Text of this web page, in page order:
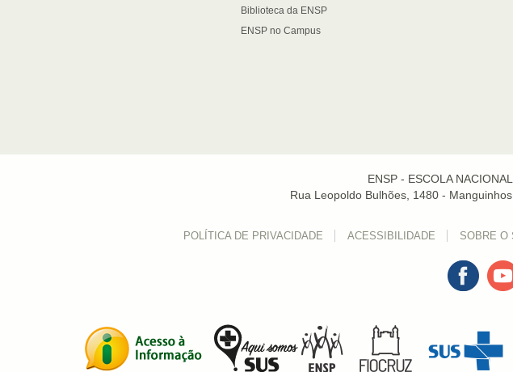
Biblioteca da ENSP
ENSP no Campus
ENSP - ESCOLA
Rua Leopoldo Bulhões, 1480 -
POLÍTICA DE PRIVACIDADE ACESSIBILIDADE SOBRE O
Facebook